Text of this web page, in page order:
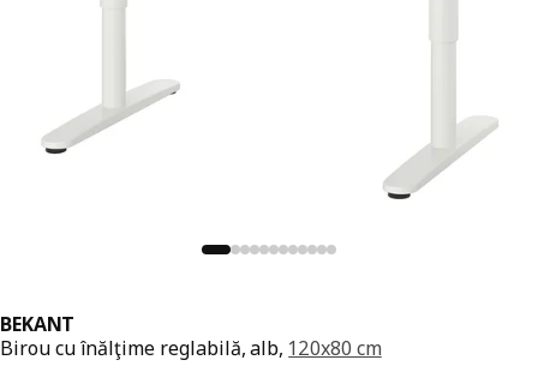
BEKANT
Birou cu înălţime reglabilă, alb, 120x80 cm